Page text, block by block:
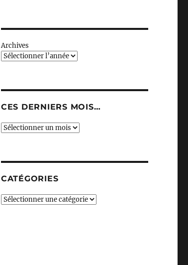
Archives
CES DERNIERS MOIS…
Ces
CATÉGORIES
Catégories